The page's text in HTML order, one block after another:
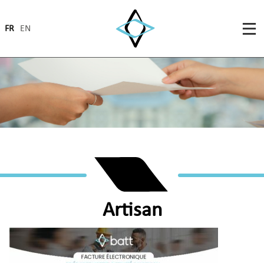
FR EN
Artisan